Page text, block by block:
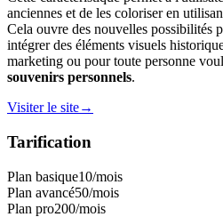
anciennes et de les coloriser en
Cela ouvre des nouvelles possibilités
intégrer des éléments visuels
marketing ou pour toute personne
souvenirs personnels.
Visiter le site→
Tarification
Plan basique10/mois
Plan avancé50/mois
Plan pro200/mois